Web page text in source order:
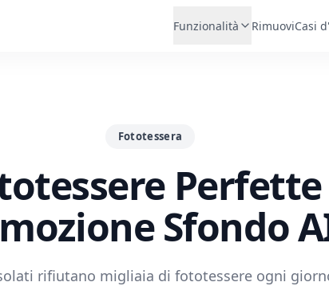
Funzionalità RimuoviCasi
Fototessera
Sfondo
rifiutano migliaia di fototessere ogni